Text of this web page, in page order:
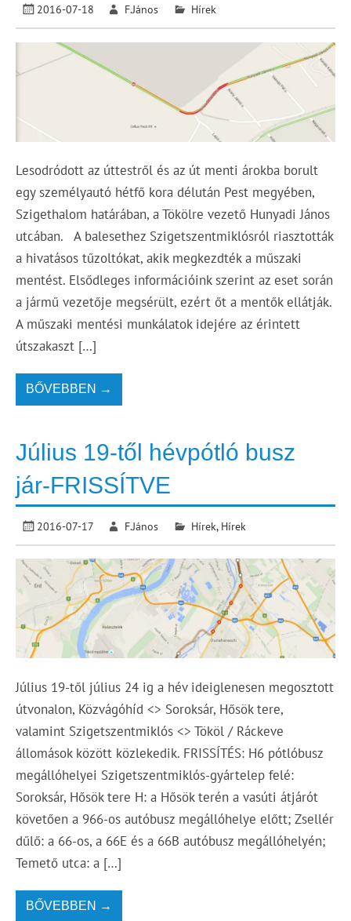
2016-07-18 F.János Hírek
Lesodródott az úttestről és az út menti árokba borult
egy személyautó hétfő kora délután Pest megyében,
Szigethalom határában, a Tökölre vezető Hunyadi János
utcában. A balesethez Szigetszentmiklósról riasztották
a hivatásos tűzoltókat, akik megkezdték a műszaki
mentést. Elsődleges információink szerint az eset során
a jármű vezetője megsérült, ezért őt a mentők ellátják.
A műszaki mentési munkálatok idejére az érintett
útszakaszt […]
BŐVEBBEN →
Július 19-től hévpótló busz
jár-FRISSÍTVE
2016-07-17 F.János Hírek, Hírek
Július 19-től július 24 ig a hév ideiglenesen megosztott
útvonalon, Közvágóhíd <> Soroksár, Hősök tere,
valamint Szigetszentmiklós <> Tököl / Ráckeve
állomások között közlekedik. FRISSÍTÉS: H6 pótlóbusz
megállóhelyei Szigetszentmiklós-gyártelep felé:
Soroksár, Hősök tere H: a Hősök terén a vasúti átjárót
követően a 966-os autóbusz megállóhelye előtt; Zsellér
dűlő: a 66-os, a 66E és a 66B autóbusz megállóhelyén;
Temető utca: a […]
BŐVEBBEN →